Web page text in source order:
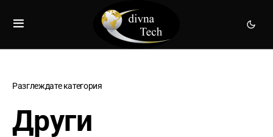
Разглеждате категория
Други